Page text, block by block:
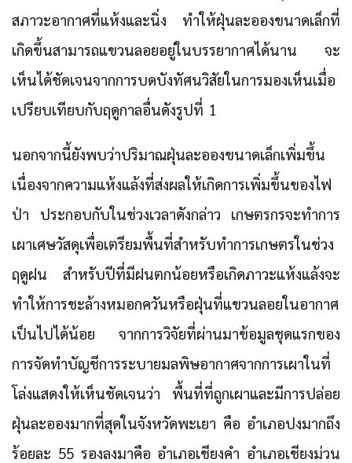
สภาวะอากาศที่แห้งและนิ่ง ทำให้ฝุ่นละอองขนาดเล็กที่
เกิดขึ้นสามารถแขวนลอยอยู่ในบรรยากาศได้นาน จะ
เห็นได้ชัดเจนจากการบดบังทัศนวิสัยในการมองเห็นเมื่อ
เปรียบเทียบกับฤดูกาลอื่นดังรูปที่ 1
นอกจากนี้ยังพบว่าปริมาณฝุ่นละอองขนาดเล็กเพิ่มขึ้น
เนื่องจากความแห้งแล้งที่ส่งผลให้เกิดการเพิ่มขึ้นของไฟ
ป่า ประกอบกับในช่วงเวลาดังกล่าว เกษตรกรจะทำการ
เผาเศษวัสดุเพื่อเตรียมพื้นที่สำหรับทำการเกษตรในช่วง
ฤดูฝน สำหรับปีที่มีฝนตกน้อยหรือเกิดภาวะแห้งแล้งจะ
ทำให้การชะล้างหมอกควันหรือฝุ่นที่แขวนลอยในอากาศ
เป็นไปได้น้อย จากการวิจัยที่ผ่านมาข้อมูลชุดแรกของ
การจัดทำบัญชีการระบายมลพิษอากาศจากการเผาในที่
โล่งแสดงให้เห็นชัดเจนว่า พื้นที่ที่ถูกเผาและมีการปล่อย
ฝุ่นละอองมากที่สุดในจังหวัดพะเยา คือ อำเภอปงมากถึง
ร้อยละ 55 รองลงมาคือ อำเภอเชียงคำ อำเภอเชียงม่วน